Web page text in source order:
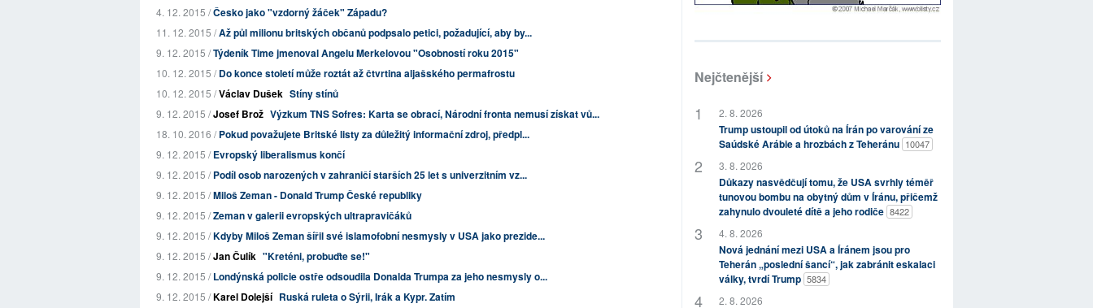
4. 12. 2015 /Česko jako "vzdorný žáček" Západu?
11. 12. 2015 /Až půl milionu britských občanů podpsalo petici, požadující, aby by...
9. 12. 2015 /Týdeník Time jmenoval Angelu Merkelovou "Osobností roku 2015"
10. 12. 2015 /Do konce století může roztát až čtvrtina aljašského permafrostu
10. 12. 2015 /Václav Dušek Stíny stínů
9. 12. 2015 /Josef Brož Výzkum TNS Sofres: Karta se obrací, Národní fronta nemusí získat vů...
18. 10. 2016 /Pokud považujete Britské listy za důležitý informační zdroj, předpl...
9. 12. 2015 /Evropský liberalismus končí
9. 12. 2015 /Podíl osob narozených v zahraničí starších 25 let s univerzitním vz...
9. 12. 2015 /Miloš Zeman - Donald Trump České republiky
9. 12. 2015 /Zeman v galerii evropských ultrapravičáků
9. 12. 2015 /Kdyby Miloš Zeman šířil své islamofobní nesmysly v USA jako prezide...
9. 12. 2015 /Jan Čulík "Kreténi, probuďte se!"
9. 12. 2015 /Londýnská policie ostře odsoudila Donalda Trumpa za jeho nesmysly o...
9. 12. 2015 /Karel Dolejší Ruská ruleta o Sýrii, Irák a Kypr. Zatím
Nejčtenější
2. 8. 2026
Trump ustoupil od útoků na Írán po varování ze
Saúdské Arábie a hrozbách z Teheránu 10047
3. 8. 2026
Důkazy nasvědčují tomu, že USA svrhly téměř
tunovou bombu na obytný dům v Íránu, přičemž
zahynulo dvouleté dítě a jeho rodiče 8422
4. 8. 2026
Nová jednání mezi USA a Íránem jsou pro
Teherán „poslední šancí“, jak zabránit eskalaci
války, tvrdí Trump 5834
2. 8. 2026